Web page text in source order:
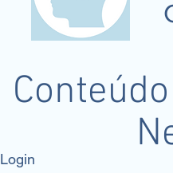
Login